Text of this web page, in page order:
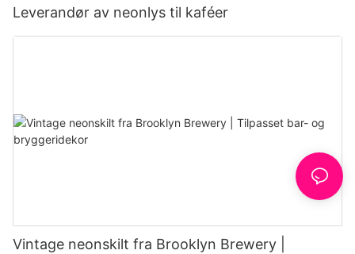
Leverandør av neonlys til kaféer
Vintage neonskilt fra Brooklyn Brewery |